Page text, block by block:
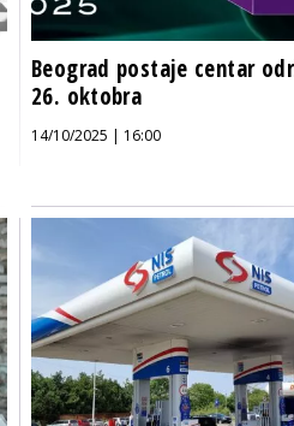
Beograd postaje centar
26. oktobra
14/10/2025 | 16:00